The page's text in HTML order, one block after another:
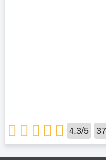
4.3/5 37